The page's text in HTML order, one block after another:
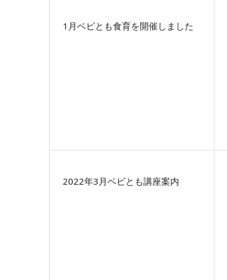
1月ベビとも食育を開催しました
2022年3月ベビとも講座案内